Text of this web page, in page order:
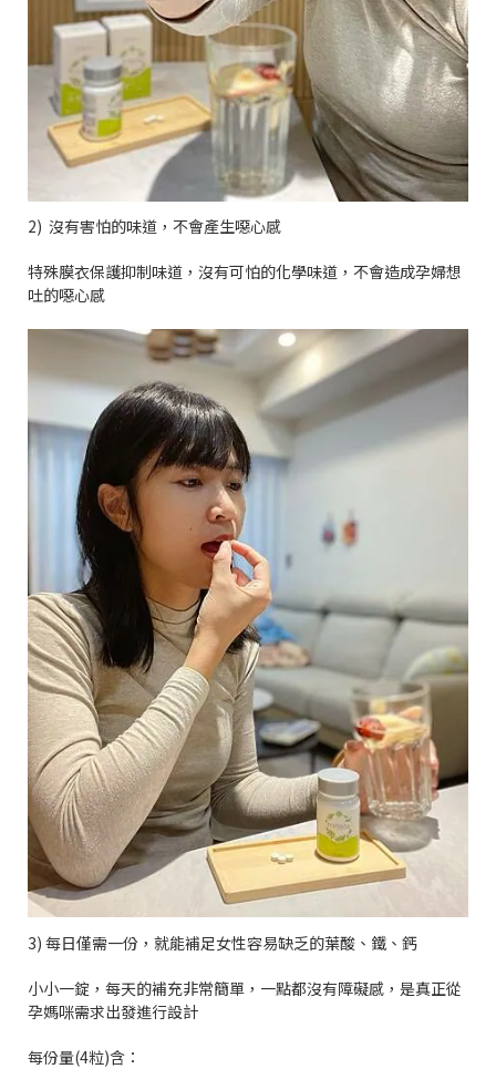
2) 沒有害怕的味道，不會產生噁心感
特殊膜衣保護抑制味道，沒有可怕的化學味道，不會造成孕婦想
吐的噁心感
3) 每日僅需一份，就能補足女性容易缺乏的葉酸、鐵、鈣
小小一錠，每天的補充非常簡單，一點都沒有障礙感，是真正從
孕媽咪需求出發進行設計
每份量(4粒)含：